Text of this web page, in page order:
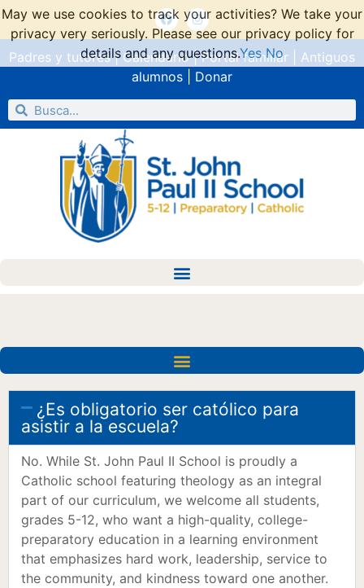
Padres y tutores|Calendario|Portal familiar
Antiguos
alumnos
Donar
¿Es obligatorio ser católico para
asistir a la escuela?
No. While St. John Paul II School is proudly a
Catholic school featuring theology as an integral
part of our curriculum, we welcome all students,
grades 5-12, who want a high-quality, college-
preparatory education in a learning environment
that emphasizes hard work, leadership, service to
the community, and kindness toward one another.
May we use cookies to track your activities? We take your
privacy very seriously. Please see our privacy policy for
details and any questions.Yes No